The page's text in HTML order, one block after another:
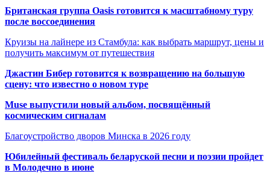
Британская группа Oasis готовится к масштабному туру
после воссоединения
Круизы на лайнере из Стамбула: как выбрать маршрут, цены и
получить максимум от путешествия
Джастин Бибер готовится к возвращению на большую
сцену: что известно о новом туре
Muse выпустили новый альбом, посвящённый
космическим сигналам
Благоустройство дворов Минска в 2026 году
Юбилейный фестиваль беларуской песни и поэзии пройдет
в Молодечно в июне